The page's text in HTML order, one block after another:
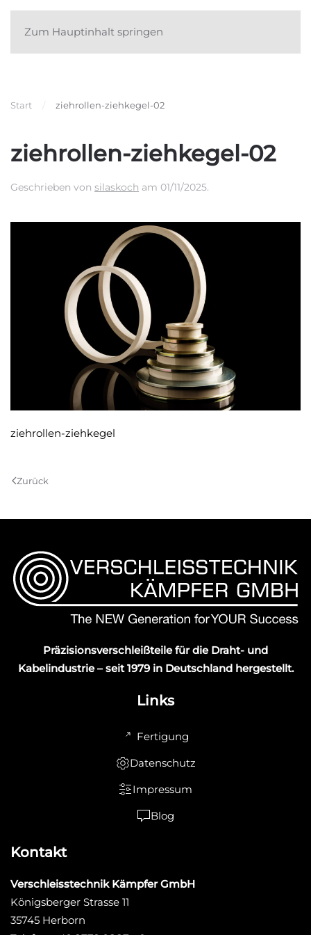
Zum Hauptinhalt springen
Start ziehrollen-ziehkegel-02
ziehrollen-ziehkegel-02
Geschrieben von silaskoch am 01/11/2025.
ziehrollen-ziehkegel
Zurück
Präzisionsverschleißteile für die Draht- und
Kabelindustrie – seit 1979 in Deutschland hergestellt.
Links
Fertigung
Datenschutz
Impressum
Blog
Kontakt
Verschleisstechnik Kämpfer GmbH
Königsberger Strasse 11
35745 Herborn